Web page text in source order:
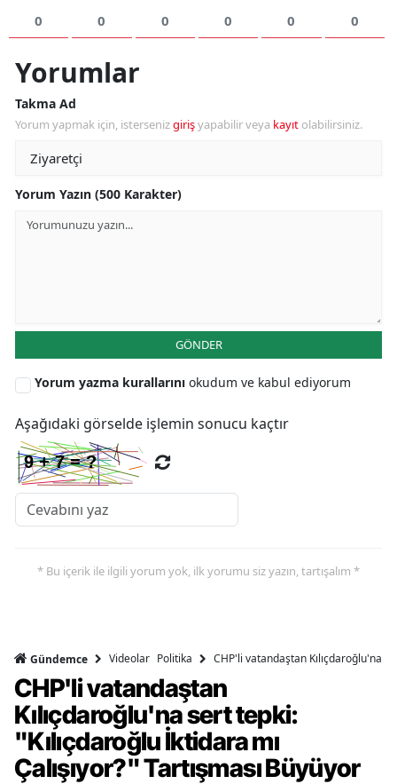
0 0 0 0 0 0
Yorumlar
Takma Ad
Yorum yapmak için, istersenizgirişyapabilir veya kayıt olabilirsiniz.
Yorum Yazın (500 Karakter)
GÖNDER
Yorum yazma kurallarını okudum ve kabul ediyorum
Aşağıdaki görselde işlemin sonucu kaçtır
* Bu içerik ile ilgili yorum yok, ilk yorumu siz yazın, tartışalım *
Gündemce Videolar Politika CHP'li vatandaştan Kılıçdaroğlu'na
CHP'li vatandaştan
Kılıçdaroğlu'na sert tepki:
"Kılıçdaroğlu İktidara mı
Çalışıyor?" Tartışması Büyüyor